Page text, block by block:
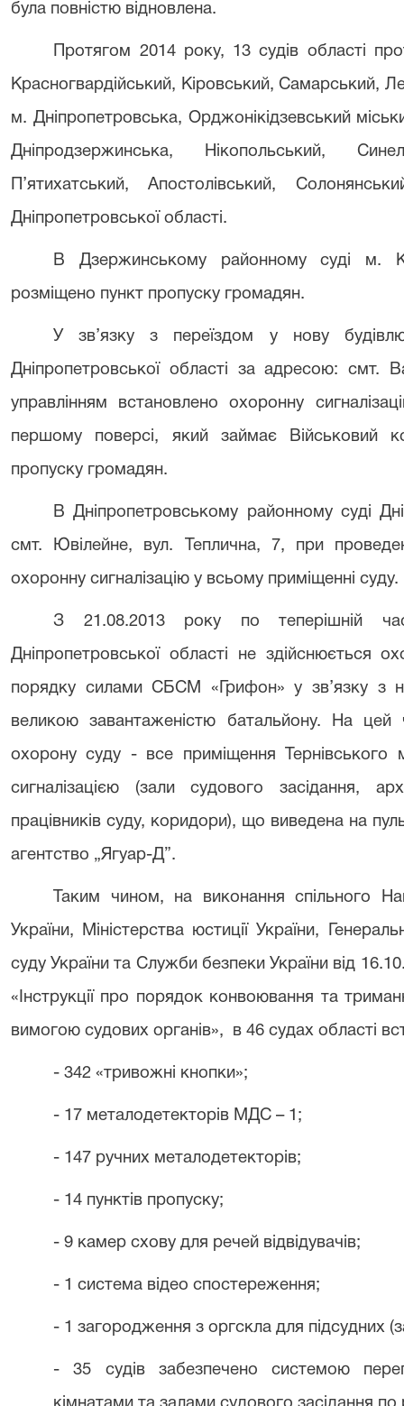
була повністю відновлена.
Протягом 2014 року, 13 судів області
Красногвардійський, Кіровський, Самарський,
м. Дніпропетровська, Орджонікідзевський
Дніпродзержинська, Нікопольський,
П’ятихатський, Апостолівський,
Дніпропетровської області.
В Дзержинському районному суді м.
розміщено пункт пропуску громадян.
У зв’язку з переїздом у нову
Дніпропетровської області за адресою: смт.
управлінням встановлено охоронну
першому поверсі, який займає Військовий
пропуску громадян.
В Дніпропетровському районному суді
смт. Ювілейне, вул. Теплична, 7, при
охоронну сигналізацію у всьому приміщенні суду.
З 21.08.2013 року по теперішній
Дніпропетровської області не здійснюється
порядку силами СБСМ «Грифон» у зв’язку з
великою завантаженістю батальйону. На цей
охорону суду - все приміщення Тернівського
сигналізацією (зали судового засідання,
працівників суду, коридори), що виведена на
агентство „Ягуар-Д”.
Таким чином, на виконання спільного
України, Міністерства юстиції України,
суду України та Служби безпеки України від
«Інструкції про порядок конвоювання та
вимогою судових органів», в 46 судах області
- 342 «тривожні кнопки»;
- 17 металодетекторів МДС – 1;
- 147 ручних металодетекторів;
- 14 пунктів пропуску;
- 9 камер схову для речей відвідувачів;
- 1 система відео спостереження;
- 1 загородження з оргскла для підсудних
- 35 судів забезпечено системою